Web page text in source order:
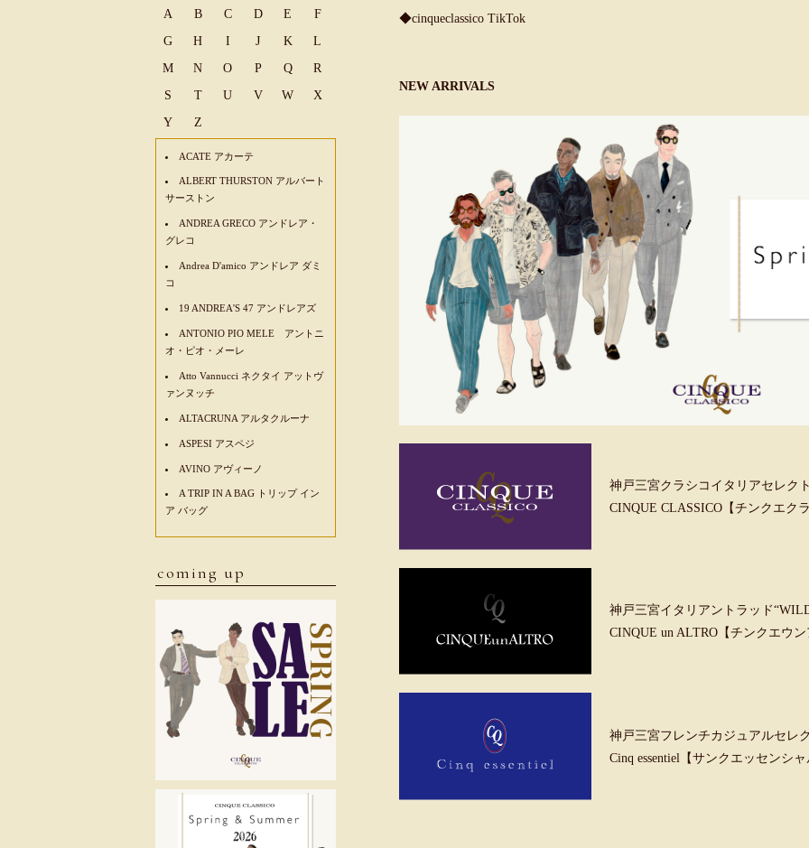
◆cinqueclassico TikTok
NEW ARRIVALS
神戸三宮クラシコイタリアセレク
CINQUE CLASSICO【チンクエクラ
神戸三宮イタリアントラッド
CINQUE un ALTRO【チンクエウン
神戸三宮フレンチカジュアルセレ
Cinq essentiel【サンクエッセンシャ
A B C D E
F
G
H I J K
L
M
N O P Q
R
S
T U V W
X
Y
Z
ACATE アカーテ
ALBERT THURSTON アルバート
サーストン
ANDREA GRECO アンドレア・
グレコ
Andrea D'amico アンドレア ダミ
コ
19 ANDREA'S 47 アンドレアズ
ANTONIO PIO MELE アントニ
オ・ピオ・メーレ
Atto Vannucci ネクタイ アットヴ
ァンヌッチ
ALTACRUNA アルタクルーナ
ASPESI アスペジ
AVINO アヴィーノ
A TRIP IN A BAG トリップ イン
ア バッグ
coming up